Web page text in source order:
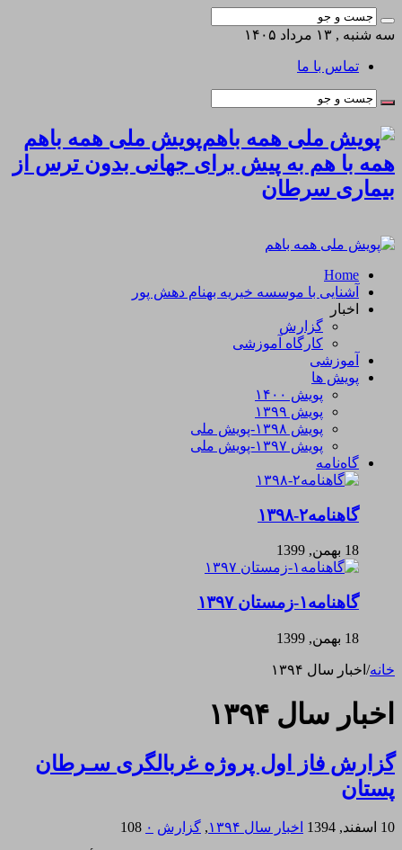
سه شنبه , ۱۳ مرداد ۱۴۰۵
تماس با ما
پویش ملی همه باهم
همه با هم به پیش برای جهانی بدون ترس از
بیماری سرطان
Home
آشنایی با موسسه خیریه بهنام دهش پور
اخبار
گزارش
کارگاه آموزشی
آموزشی
پویش ها
پویش ۱۴۰۰
پویش ۱۳۹۹
پویش ۱۳۹۸-پویش ملی
پویش ۱۳۹۷-پویش ملی
گاه‌نامه
گاهنامه۲-۱۳۹۸
18 بهمن, 1399
گاهنامه۱-زمستان ۱۳۹۷
18 بهمن, 1399
خانه/ اخبار سال ۱۳۹۴
اخبار سال ۱۳۹۴
گزارش فاز اول پروژه غربالگری سـرطان
پستان
10 اسفند, 1394 اخبار سال ۱۳۹۴ , گزارش ۰ 108